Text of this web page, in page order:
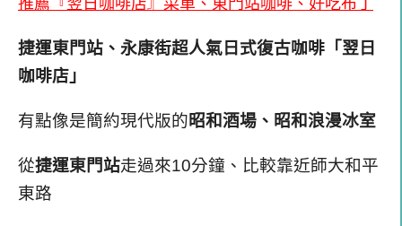
推薦『翌日咖啡店』菜單、東門站咖啡、好吃布丁
捷運東門站、永康街超人氣日式復古咖啡「翌日
咖啡店」
有點像是簡約現代版的昭和酒場、 昭和浪漫冰室
從捷運東門站走過來10分鐘、比較靠近師大和平
東路